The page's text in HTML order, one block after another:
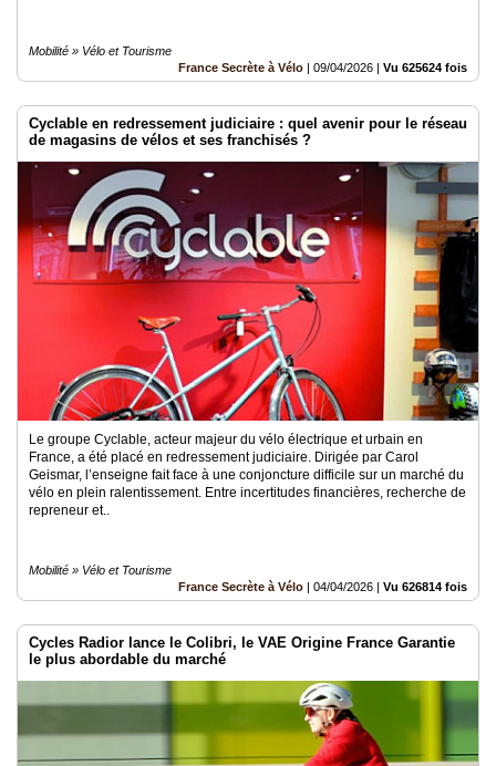
Mobilité » Vélo et Tourisme
France Secrète à Vélo | 09/04/2026 | Vu 625624 fois
Cyclable en redressement judiciaire : quel avenir pour le réseau
de magasins de vélos et ses franchisés ?
Le groupe Cyclable, acteur majeur du vélo électrique et urbain en
France, a été placé en redressement judiciaire. Dirigée par Carol
Geismar, l’enseigne fait face à une conjoncture difficile sur un marché du
vélo en plein ralentissement. Entre incertitudes financières, recherche de
repreneur et..
Mobilité » Vélo et Tourisme
France Secrète à Vélo | 04/04/2026 | Vu 626814 fois
Cycles Radior lance le Colibri, le VAE Origine France Garantie
le plus abordable du marché